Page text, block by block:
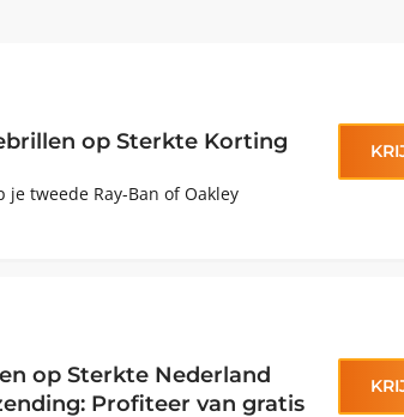
op Sterkte Korting
je tweede Ray-Ban of Oakley
op Sterkte Nederland
Profiteer van gratis